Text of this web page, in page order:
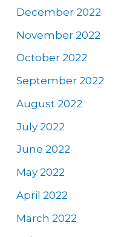
December 2022
November 2022
October 2022
September 2022
August 2022
July 2022
June 2022
May 2022
April 2022
March 2022